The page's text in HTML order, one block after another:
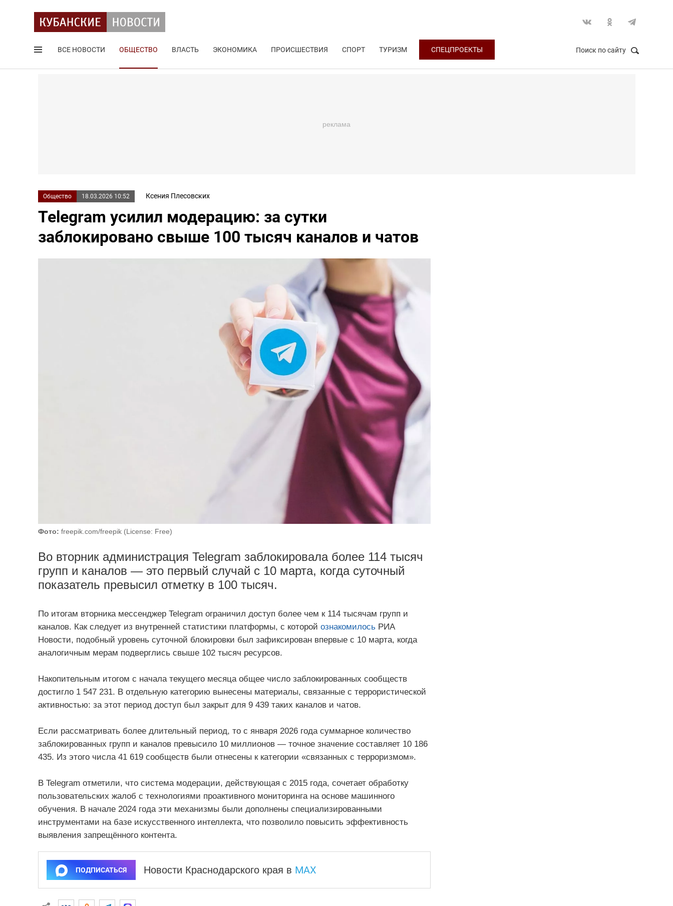
ВСЕ НОВОСТИ ОБЩЕСТВО ВЛАСТЬ ЭКОНОМИКА ПРОИСШЕСТВИЯ СПОРТ ТУРИЗМ СПЕЦПРОЕКТЫ Поиск по сайту
Общество 18.03.2026 10:52 Ксения Плесовских
Telegram усилил модерацию: за сутки
заблокировано свыше 100 тысяч каналов и чатов
Фото: freepik.com/freepik (License: Free)
Во вторник администрация Telegram заблокировала более 114 тысяч
групп и каналов — это первый случай с 10 марта, когда суточный
показатель превысил отметку в 100 тысяч.
По итогам вторника мессенджер Telegram ограничил доступ более чем к 114 тысячам групп и
каналов. Как следует из внутренней статистики платформы, с которой ознакомилосьРИА
Новости, подобный уровень суточной блокировки был зафиксирован впервые с 10 марта, когда
аналогичным мерам подверглись свыше 102 тысяч ресурсов.
Накопительным итогом с начала текущего месяца общее число заблокированных сообществ
достигло 1 547 231. В отдельную категорию вынесены материалы, связанные с террористической
активностью: за этот период доступ был закрыт для 9 439 таких каналов и чатов.
Если рассматривать более длительный период, то с января 2026 года суммарное количество
заблокированных групп и каналов превысило 10 миллионов — точное значение составляет 10 186
435. Из этого числа 41 619 сообществ были отнесены к категории «связанных с терроризмом».
В Telegram отметили, что система модерации, действующая с 2015 года, сочетает обработку
пользовательских жалоб с технологиями проактивного мониторинга на основе машинного
обучения. В начале 2024 года эти механизмы были дополнены специализированными
инструментами на базе искусственного интеллекта, что позволило повысить эффективность
выявления запрещённого контента.
ПОДПИСАТЬСЯ Новости Краснодарского края в MAX